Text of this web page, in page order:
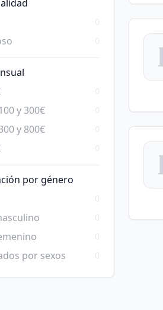
y 300€
y 800€
por género
por sexos